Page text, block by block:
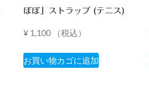
ぼぼ」ストラップ (テニス)
¥1,100 （税込）
お買い物カゴに追加